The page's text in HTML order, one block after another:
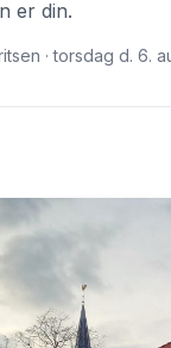
er din.
· torsdag d. 6.